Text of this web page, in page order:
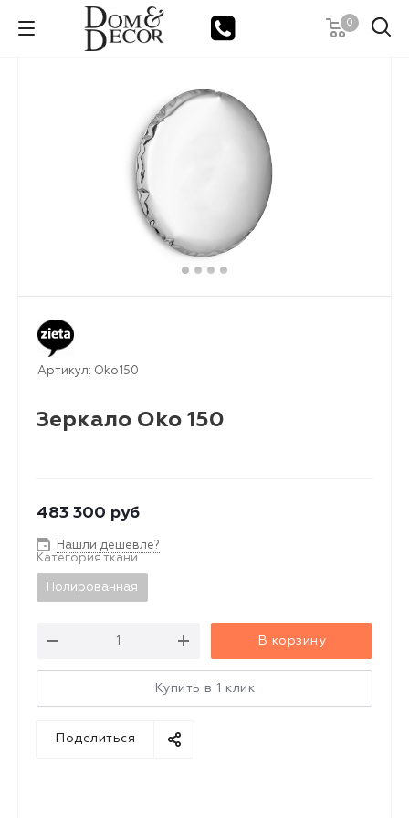
0
Артикул: Oko150
Зеркало Oko 150
483 300 руб
Нашли дешевле?
Категория ткани
Полированная
В корзину
Купить в 1 клик
Поделиться